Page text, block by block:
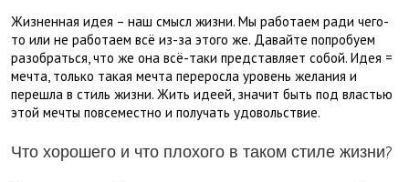
Жизненная идея – наш смысл жизни. Мы работаем ради чего-
то или не работаем всё из-за этого же. Давайте попробуем
разобраться, что же она всё-таки представляет собой. Идея =
мечта, только такая мечта переросла уровень желания и
перешла в стиль жизни. Жить идеей, значит быть под властью
этой мечты повсеместно и получать удовольствие.
Что хорошего и что плохого в таком стиле жизни?